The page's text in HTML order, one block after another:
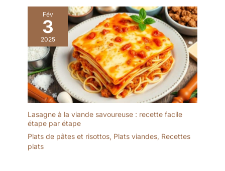
nettoyer pour une
utilisation quotidienne ou
lors de réceptions et
événements.
Fév
3
2025
Lasagne à la viande savoureuse : recette facile
étape par étape
Plats de pâtes et risottos, Plats viandes, Recettes
plats